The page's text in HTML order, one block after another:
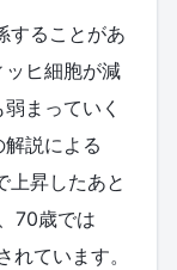
することがあ
ッヒ細胞が減
まっていく
解説による
上昇したあと
70歳では
ています。